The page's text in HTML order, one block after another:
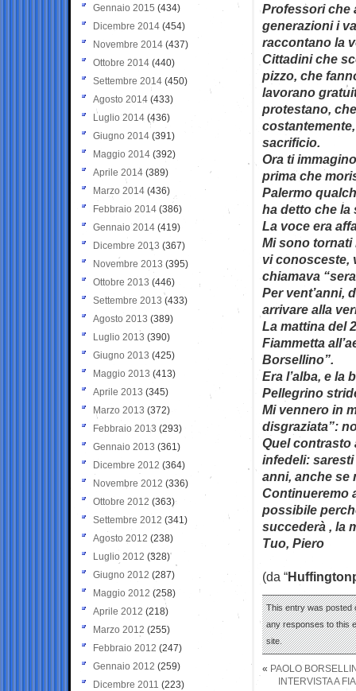
Professori che
generazioni i
raccontano la
Cittadini che
pizzo, che
lavorano
protestano,
sacrificio.
Ora ti
prima che
Palermo
ha detto che la
La voce era
Mi sono tornati
vi conosceste,
chiamava
Per vent’anni,
arrivare alla
La mattina del
Fiammetta
Borsellino”.
Era l’alba, e la
Pellegrino
Mi vennero in
disgraziata”:
Quel contrasto
infedeli:
anni, anche se
Continueremo
possibile
succederà , la
Tuo, Piero
(da “
This entry was posted
any responses to this
site.
« PAOLO
INTERVISTA A
Gennaio 2015 (434)
Dicembre 2014 (454)
Novembre 2014 (437)
Ottobre 2014 (440)
Settembre 2014 (450)
Agosto 2014 (433)
Luglio 2014 (436)
Giugno 2014 (391)
Maggio 2014 (392)
Aprile 2014 (389)
Marzo 2014 (436)
Febbraio 2014 (386)
Gennaio 2014 (419)
Dicembre 2013 (367)
Novembre 2013 (395)
Ottobre 2013 (446)
Settembre 2013 (433)
Agosto 2013 (389)
Luglio 2013 (390)
Giugno 2013 (425)
Maggio 2013 (413)
Aprile 2013 (345)
Marzo 2013 (372)
Febbraio 2013 (293)
Gennaio 2013 (361)
Dicembre 2012 (364)
Novembre 2012 (336)
Ottobre 2012 (363)
Settembre 2012 (341)
Agosto 2012 (238)
Luglio 2012 (328)
Giugno 2012 (287)
Maggio 2012 (258)
Aprile 2012 (218)
Marzo 2012 (255)
Febbraio 2012 (247)
Gennaio 2012 (259)
Dicembre 2011 (223)